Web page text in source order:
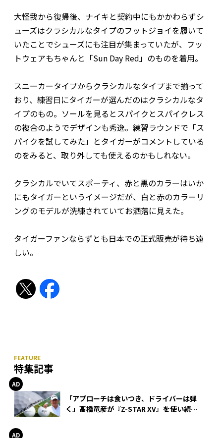
大怪我から復帰後、ナイキと契約中にもかかわらずシ
ューズはクラシカルなタイプのフットジョイを履いて
いたことでシューズにも注目が集まっていたが、フッ
トウェアもちゃんと「Sun Day Red」のものを着用。
スニーカータイプからクラシカルなタイプまで揃って
おり、練習日にタイガーが選んだのはクラシカルなタ
イプのもの。ソールを見るとスパイクとスパイクレス
の複合のようでデザインも秀逸。練習ラウンドで「ス
パイクを試してみた」とタイガーがコメントしている
のをみると、取り外しても使えるのかもしれない。
クラシカルでいてスポーティ、赤と黒のカラーはいか
にもタイガーというイメージだが、白と赤のカラーリ
ングのモデルが洗練されていてお洒落に見えた。
タイガーファンならずとも日本での正式販売が待ち遠
しい。
特集記事
「アプローチは食いつき、ドライバーは弾
く」髙橋竜彦が『Z-STAR XV』を使い続け